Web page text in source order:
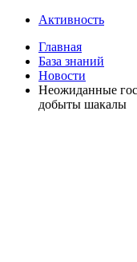
Активность
Главная
База знаний
Новости
Неожиданные
добыты шакалы